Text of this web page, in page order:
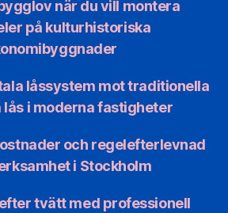
när du vill montera
på kulturhistoriska
låssystem mot traditionella
lås i moderna fastigheter
och regelefterlevnad
i Stockholm
tvätt med professionell